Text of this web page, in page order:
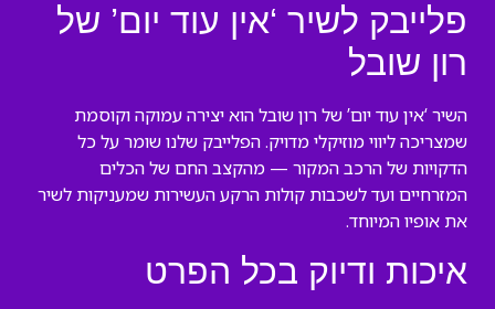
פלייבק לשיר ‘אין עוד יום’ של
רון שובל
השיר ‘אין עוד יום’ של רון שובל הוא יצירה עמוקה וקוסמת
שמצריכה ליווי מוזיקלי מדויק. הפלייבק שלנו שומר על כל
הדקויות של הרכב המקור — מהקצב החם של הכלים
המזרחיים ועד לשכבות קולות הרקע העשירות שמעניקות לשיר
את אופיו המיוחד.
איכות ודיוק בכל הפרט